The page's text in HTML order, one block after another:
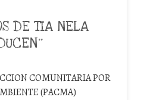
DE TIA NELA
COMUNITARIA POR
(PACMA)